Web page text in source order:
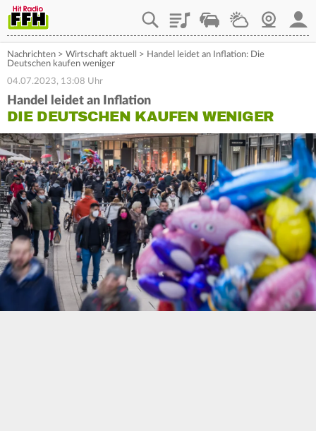
PlaylistStaupilotWetterWebcam
Nachrichten > Wirtschaft aktuell > Handel leidet an Inflation: Die
Deutschen kaufen weniger
04.07.2023, 13:08 Uhr
Handel leidet an Inflation
DIE DEUTSCHEN KAUFEN WENIGER